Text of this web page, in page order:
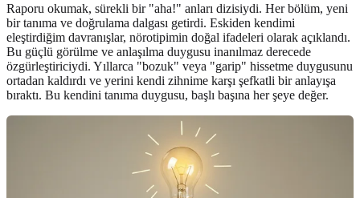
Raporu okumak, sürekli bir "aha!" anları dizisiydi. Her bölüm, yeni
bir tanıma ve doğrulama dalgası getirdi. Eskiden kendimi
eleştirdiğim davranışlar, nörotipimin doğal ifadeleri olarak açıklandı.
Bu güçlü görülme ve anlaşılma duygusu inanılmaz derecede
özgürleştiriciydi. Yıllarca "bozuk" veya "garip" hissetme duygusunu
ortadan kaldırdı ve yerini kendi zihnime karşı şefkatli bir anlayışa
bıraktı. Bu kendini tanıma duygusu, başlı başına her şeye değer.